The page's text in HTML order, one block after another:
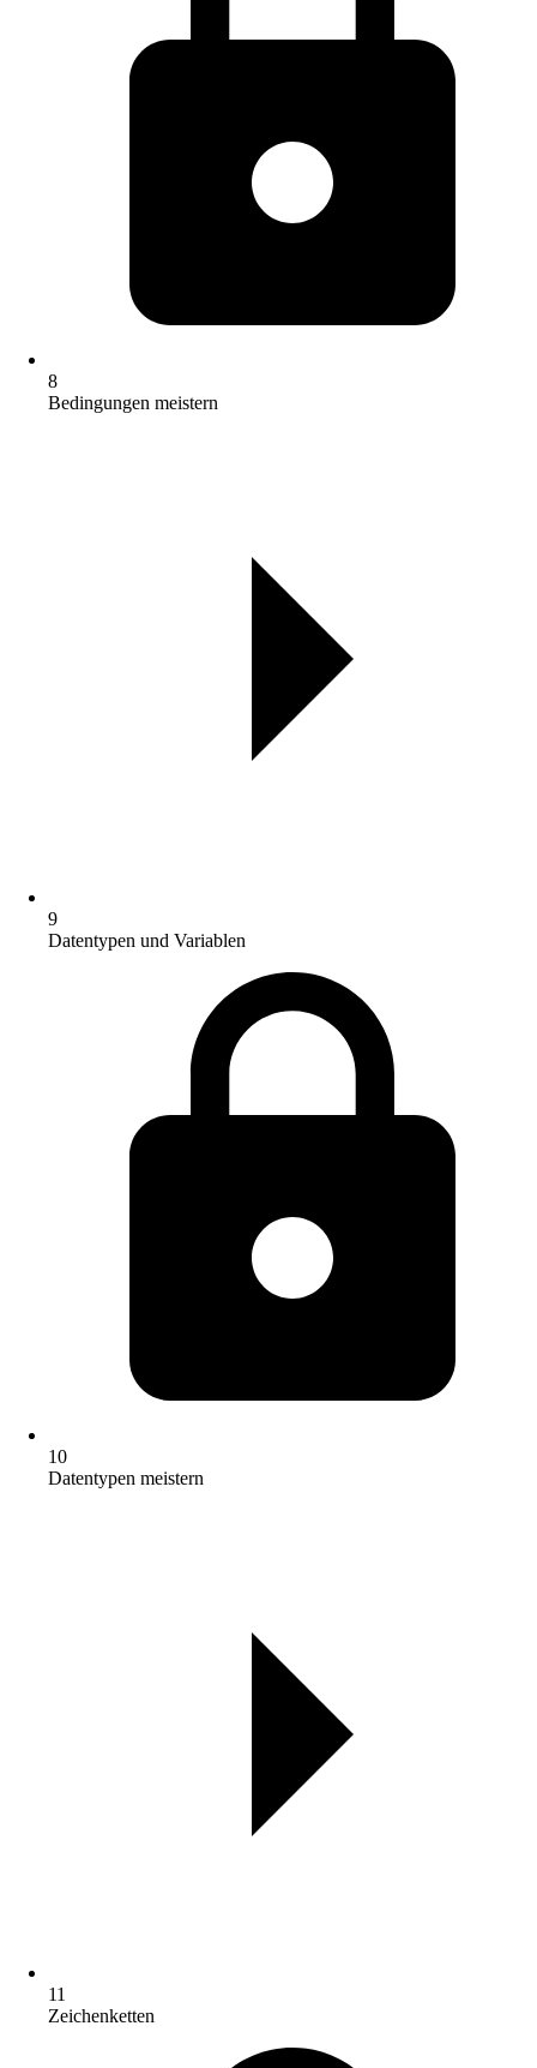
8
Bedingungen meistern
9
Datentypen und Variablen
10
Datentypen meistern
11
Zeichenketten